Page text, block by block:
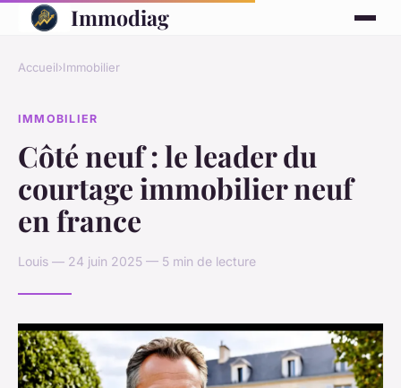
Immodiag
Accueil›Immobilier
IMMOBILIER
Côté neuf : le leader du
courtage immobilier neuf
en france
Louis — 24 juin 2025 — 5 min de lecture